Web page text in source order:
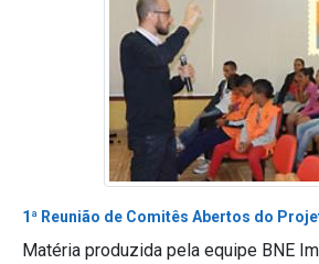
1ª Reunião de Comitês Abertos do
Matéria produzida pela equipe BNE